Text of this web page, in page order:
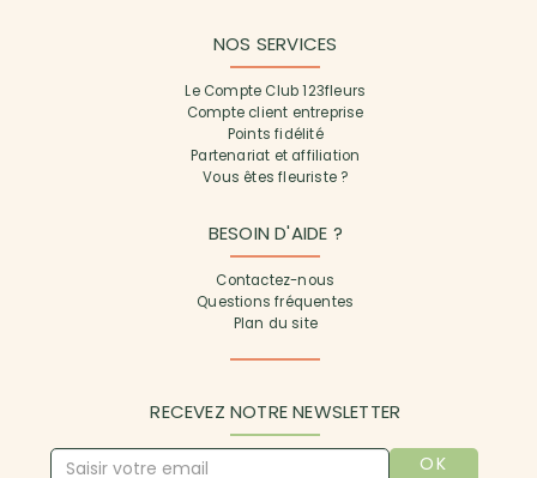
NOS SERVICES
Le Compte Club 123fleurs
Compte client entreprise
Points fidélité
Partenariat et affiliation
Vous êtes fleuriste ?
BESOIN D'AIDE ?
Contactez-nous
Questions fréquentes
Plan du site
RECEVEZ NOTRE NEWSLETTER
OK